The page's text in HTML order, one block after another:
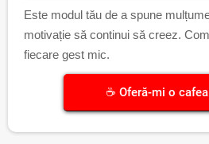
Este modul tău de a spune
motivație să continui să creez.
fiecare gest mic.
☕ Oferă-mi o